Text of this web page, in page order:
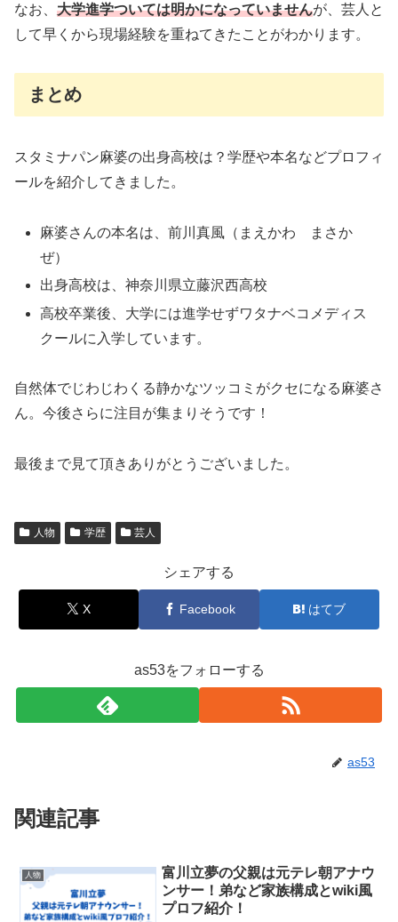
なお、 大学進学ついては明かになっていませんが、芸人と
して早くから現場経験を重ねてきたことがわかります。
まとめ
スタミナパン麻婆の出身高校は？学歴や本名などプロフィ
ールを紹介してきました。
麻婆さんの本名は、前川真風（まえかわ まさか
ぜ）
出身高校は、神奈川県立藤沢西高校
高校卒業後、大学には進学せずワタナベコメディス
クールに入学しています。
自然体でじわじわくる静かなツッコミがクセになる麻婆さ
ん。今後さらに注目が集まりそうです！
最後まで見て頂きありがとうございました。
人物 学歴 芸人
シェアする
X Facebook はてブ
as53をフォローする
as53
関連記事
人物
富川立夢の父親は元テレ朝アナウ
ンサー！弟など家族構成とwiki風
プロフ紹介！